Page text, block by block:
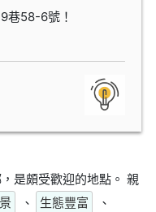
巷58-6號！
是頗受歡迎的地點。 親
、 生態豐富
、